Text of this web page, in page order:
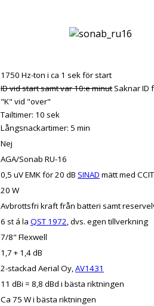
1750 Hz-ton i ca 1 sek för start
ID vid start samt var 10:e minutSaknar ID
"K" vid "over"
Tailtimer: 10 sek
Långsnackartimer: 5 min
Nej
AGA/Sonab RU-16
0,5 uV EMK för 20 dB SINAD mätt med
20 W
Avbrottsfri kraft från batteri samt
6 st á la QST 1972, dvs. egen tillverkning
7/8" Flexwell
1,7 + 1,4 dB
2-stackad Aerial Oy,AV1431
11 dBi = 8,8 dBd i bästa riktningen
Ca 75 W i bästa riktningen